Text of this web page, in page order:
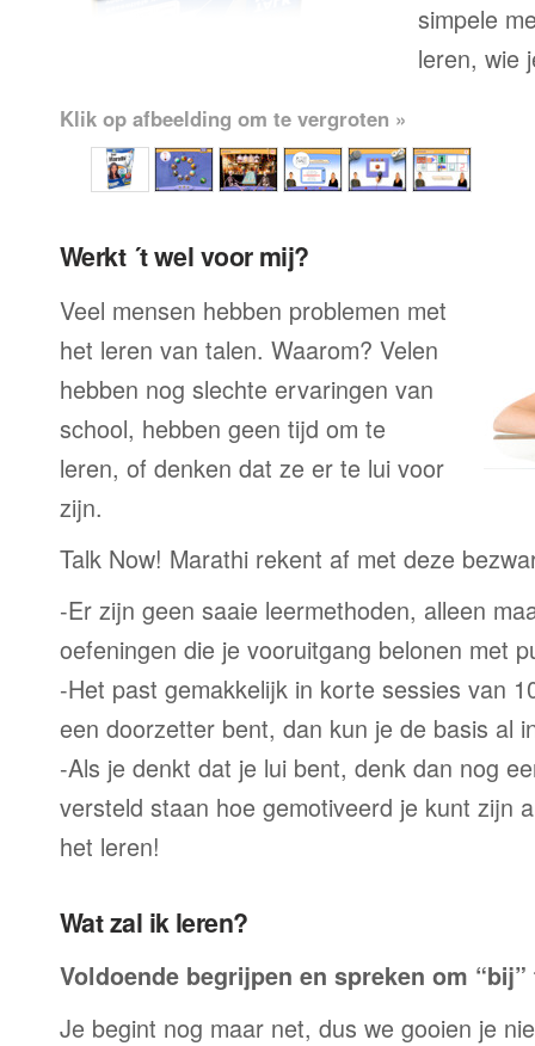
simpele
leren, wie
Klik op afbeelding om te vergroten »
Werkt ´t wel voor mij?
Veel mensen hebben problemen met
het leren van talen. Waarom? Velen
hebben nog slechte ervaringen van
school, hebben geen tijd om te
leren, of denken dat ze er te lui voor
zijn.
Talk Now! Marathi rekent af met deze
-Er zijn geen saaie leermethoden, alleen
oefeningen die je vooruitgang belonen met
-Het past gemakkelijk in korte sessies van
een doorzetter bent, dan kun je de basis al
-Als je denkt dat je lui bent, denk dan nog
versteld staan hoe gemotiveerd je kunt zijn
het leren!
Wat zal ik leren?
Voldoende begrijpen en spreken om
Je begint nog maar net, dus we gooien je